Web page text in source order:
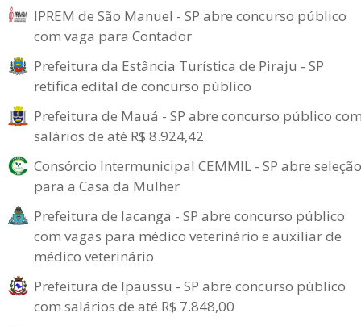
IPREM de São Manuel - SP abre concurso público
com vaga para Contador
Prefeitura da Estância Turística de Piraju - SP
retifica edital de concurso público
Prefeitura de Mauá - SP abre concurso público
salários de até R$ 8.924,42
Consórcio Intermunicipal CEMMIL - SP abre seleção
para a Casa da Mulher
Prefeitura de Iacanga - SP abre concurso público
com vagas para médico veterinário e auxiliar de
médico veterinário
Prefeitura de Ipaussu - SP abre concurso público
com salários de até R$ 7.848,00